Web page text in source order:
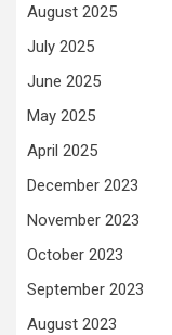
August 2025
July 2025
June 2025
May 2025
April 2025
December 2023
November 2023
October 2023
September 2023
August 2023